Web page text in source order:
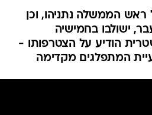
הממשלה נתניהו, וכן
ישולבו בחמישיה
הודיע על הצטרפותו -
המתפלגים מקדימה